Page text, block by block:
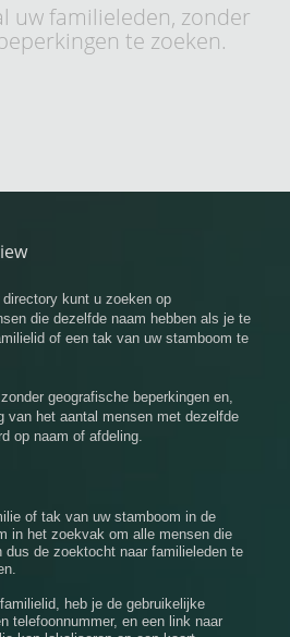
uw familieleden, zonder
te zoeken.
kunt u zoeken op
die dezelfde naam hebben als je te
of een tak van uw stamboom te
geografische beperkingen en,
van het aantal mensen met dezelfde
op naam of afdeling.
of tak van uw stamboom in de
in het zoekvak om alle mensen die
dus de zoektocht naar familieleden te
heb je de gebruikelijke
telefoonnummer, en een link naar